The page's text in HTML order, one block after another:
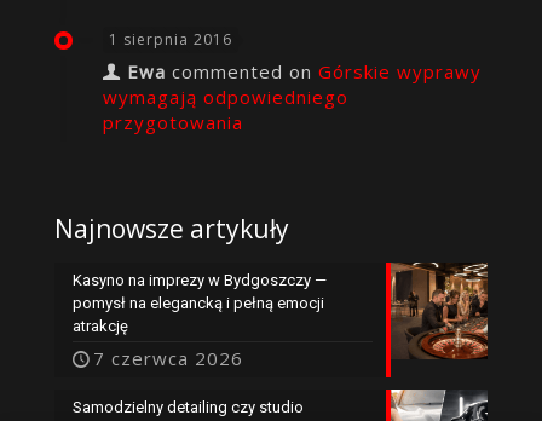
1 sierpnia 2016
Ewa commented on Górskie wyprawy
wymagają odpowiedniego
przygotowania
Najnowsze artykuły
Kasyno na imprezy w Bydgoszczy —
pomysł na elegancką i pełną emocji
atrakcję
7 czerwca 2026
Samodzielny detailing czy studio